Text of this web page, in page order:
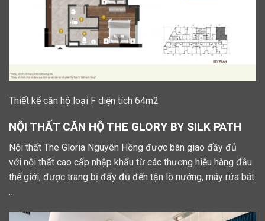
Thiết kế căn hộ loại F diện tích 64m2
NỘI THẤT CĂN HỘ THE GLORY BY SILK PATH
Nội thất The Gloria Nguyên Hồng được bàn giao đầy đủ
với nội thất cao cấp nhập khẩu từ các thương hiệu hàng đầu
thế giới, được trang bị đẩy đủ đến tận lò nướng, máy rửa bát
…